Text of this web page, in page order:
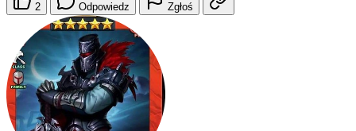
2 Odpowiedz Zgłoś